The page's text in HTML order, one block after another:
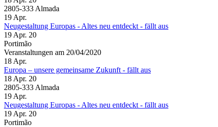
2805-333 Almada
19 Apr.
Neugestaltung Europas - Altes neu entdeckt - fällt aus
19 Apr. 20
Portimão
Veranstaltungen am 20/04/2020
18 Apr.
Europa – unsere gemeinsame Zukunft - fällt aus
18 Apr. 20
2805-333 Almada
19 Apr.
Neugestaltung Europas - Altes neu entdeckt - fällt aus
19 Apr. 20
Portimão